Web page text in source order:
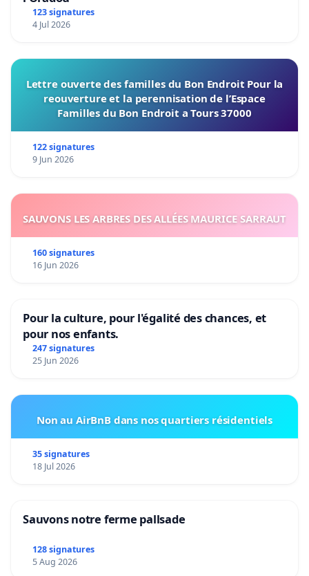
123 signatures
4 Jul 2026
Lettre ouverte des familles du Bon Endroit Pour la
reouverture et la perennisation de l’Espace
Familles du Bon Endroit a Tours 37000
122 signatures
9 Jun 2026
SAUVONS LES ARBRES DES ALLÉES MAURICE SARRAUT
160 signatures
16 Jun 2026
Pour la culture, pour l'égalité des chances, et
pour nos enfants.
247 signatures
25 Jun 2026
Non au AirBnB dans nos quartiers résidentiels
35 signatures
18 Jul 2026
Sauvons notre ferme pallsade
128 signatures
5 Aug 2026